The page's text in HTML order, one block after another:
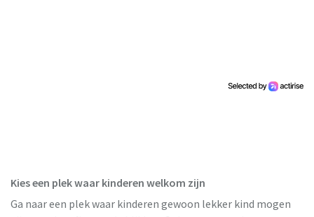
Kies een plek waar kinderen welkom zijn
Ga naar een plek waar kinderen gewoon lekker kind mogen